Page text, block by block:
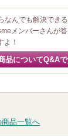
なんでも解決でき
メンバーさんが
よ！
品についてQ&A
品一覧へ